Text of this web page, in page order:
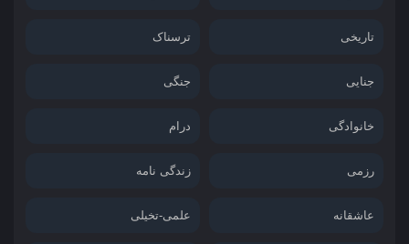
تاریخی ترسناک
جنایی جنگی
خانوادگی درام
رزمی زندگی نامه
عاشقانه علمی-تخیلی